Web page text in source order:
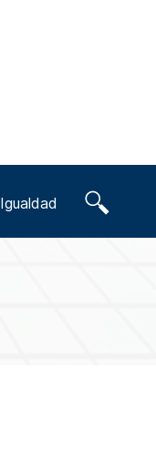
Igualdad